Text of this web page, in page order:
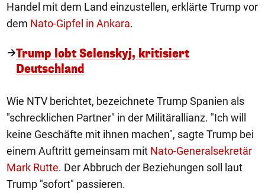
Handel mit dem Land einzustellen, erklärte Trump vor
dem Nato-Gipfel in Ankara.
Trump lobt Selenskyj, kritisiert
Deutschland
Wie NTV berichtet, bezeichnete Trump Spanien als
"schrecklichen Partner" in der Militärallianz. "Ich will
keine Geschäfte mit ihnen machen", sagte Trump bei
einem Auftritt gemeinsam mit Nato-Generalsekretär
Mark Rutte. Der Abbruch der Beziehungen soll laut
Trump "sofort" passieren.